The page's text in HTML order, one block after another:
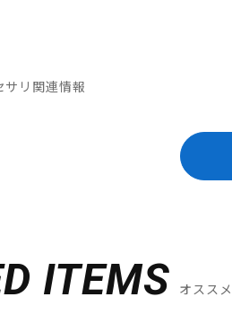
サリ関連情報
ITEMS オスス